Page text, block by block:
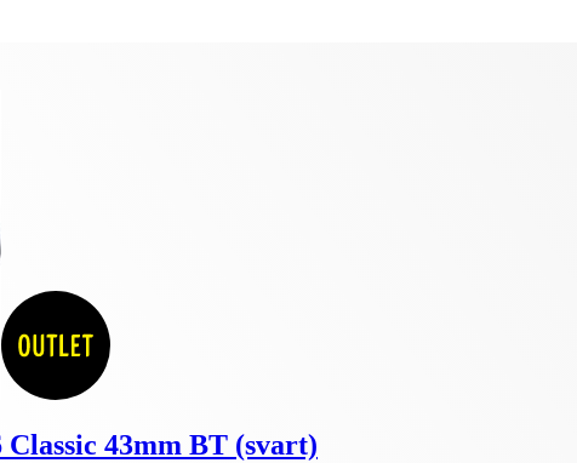
Classic 43mm BT (svart)